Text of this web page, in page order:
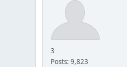
3
Posts: 9,823